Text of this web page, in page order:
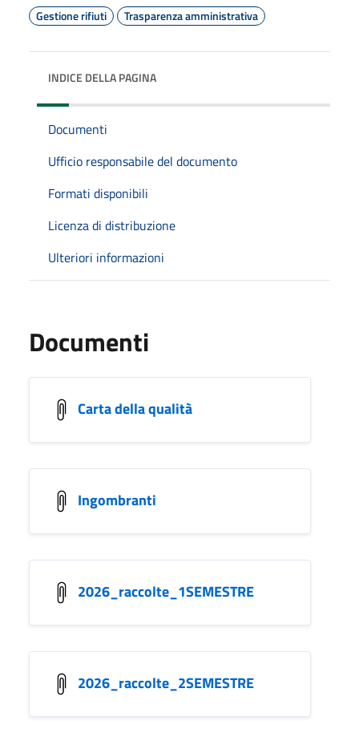
Gestione rifiuti
Trasparenza amministrativa
INDICE DELLA PAGINA
Documenti
Ufficio responsabile del documento
Formati disponibili
Licenza di distribuzione
Ulteriori informazioni
Documenti
Carta della qualità
Ingombranti
2026_raccolte_1SEMESTRE
2026_raccolte_2SEMESTRE